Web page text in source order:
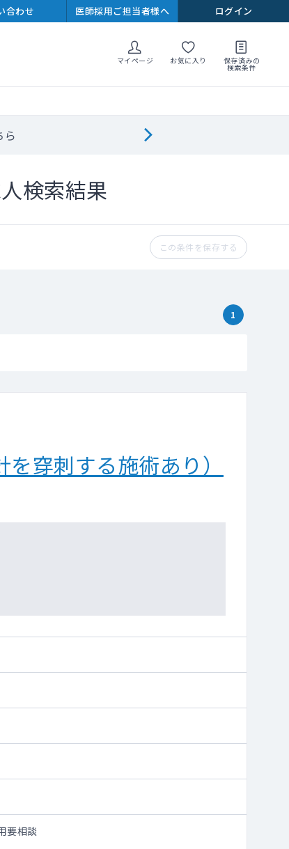
合わせ 医師採用ご担当者様へ ログイン
マイページ お気に入り 保存済みの
検索条件
ら
検索結果
この条件を保存する
1
穿刺する施術あり）
要相談